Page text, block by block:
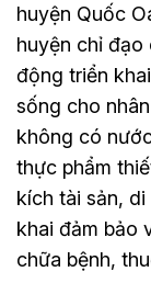
huyện Quốc
huyện chỉ đạo
động triển
sống cho
không có
thực phẩm
kích tài sản,
khai đảm bảo
chữa bệnh,